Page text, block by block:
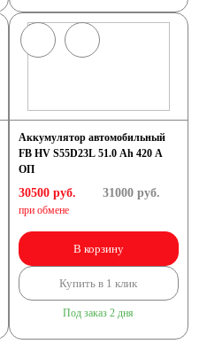
Аккумулятор автомобильный
FB HV S55D23L 51.0 Ah 420 A
ОП
30500 руб.
при обмене
31000 руб.
В корзину
Купить в 1 клик
Под заказ 2 дня